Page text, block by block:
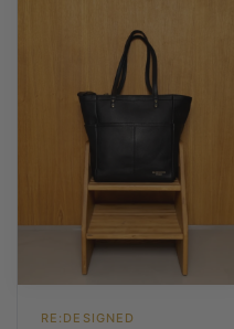
RE:DESIGNED